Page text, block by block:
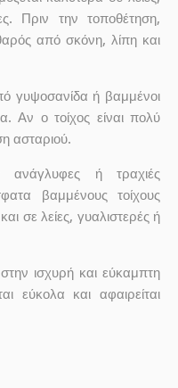
Πριν την τοποθέτηση,
από σκόνη, λίπη και
γυψοσανίδα ή βαμμένοι
Αν ο τοίχος είναι πολύ
ασταριού.
ανάγλυφες ή τραχιές
βαμμένους τοίχους
σε λείες, γυαλιστερές ή
ισχυρή και εύκαμπτη
εύκολα και αφαιρείται